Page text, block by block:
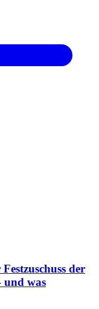
der
und was